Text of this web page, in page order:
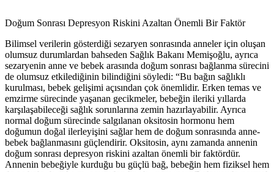
Doğum Sonrası Depresyon Riskini Azaltan Önemli Bir Faktör
Bilimsel verilerin gösterdiği sezaryen sonrasında anneler için oluşan
olumsuz durumlardan bahseden Sağlık Bakanı Memişoğlu, ayrıca
sezaryenin anne ve bebek arasında doğum sonrası bağlanma sürecini
de olumsuz etkilediğinin bilindiğini söyledi: “Bu bağın sağlıklı
kurulması, bebek gelişimi açısından çok önemlidir. Erken temas ve
emzirme sürecinde yaşanan gecikmeler, bebeğin ileriki yıllarda
karşılaşabileceği sağlık sorunlarına zemin hazırlayabilir. Ayrıca
normal doğum sürecinde salgılanan oksitosin hormonu hem
doğumun doğal ilerleyişini sağlar hem de doğum sonrasında anne-
bebek bağlanmasını güçlendirir. Oksitosin, aynı zamanda annenin
doğum sonrası depresyon riskini azaltan önemli bir faktördür.
Annenin bebeğiyle kurduğu bu güçlü bağ, bebeğin hem fiziksel hem